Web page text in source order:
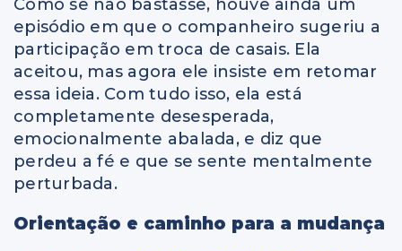
Como se não bastasse, houve ainda um
episódio em que o companheiro sugeriu a
participação em troca de casais. Ela
aceitou, mas agora ele insiste em retomar
essa ideia. Com tudo isso, ela está
completamente desesperada,
emocionalmente abalada, e diz que
perdeu a fé e que se sente mentalmente
perturbada.
Orientação e caminho para a mudança